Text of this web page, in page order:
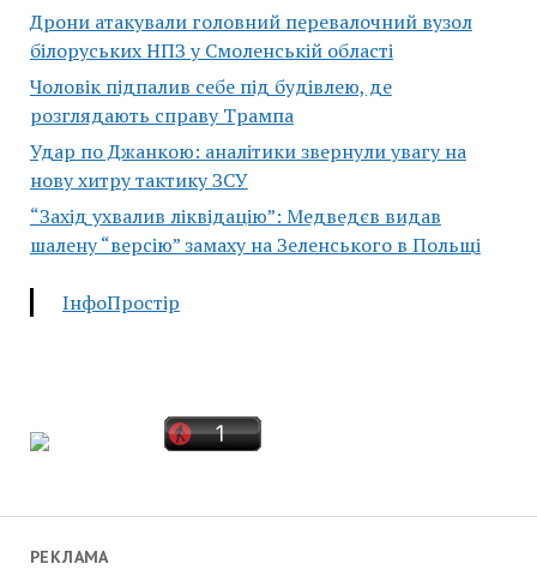
Дрони атакували головний перевалочний вузол
білоруських НПЗ у Смоленській області
Чоловік підпалив себе під будівлею, де
розглядають справу Трампа
Удар по Джанкою: аналітики звернули увагу на
нову хитру тактику ЗСУ
“Захід ухвалив ліквідацію”: Медведєв видав
шалену “версію” замаху на Зеленського в Польщі
ІнфоПростір
РЕКЛАМА